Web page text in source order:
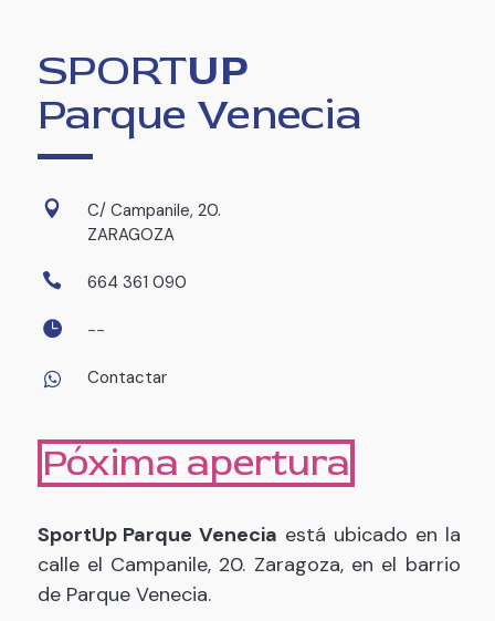
SPORTUP
Parque Venecia
C/ Campanile, 20.
ZARAGOZA
664 361 090
--
Contactar
Póxima apertura
SportUp Parque Venecia está ubicado en la
calle el Campanile, 20. Zaragoza, en el barrio
de Parque Venecia.